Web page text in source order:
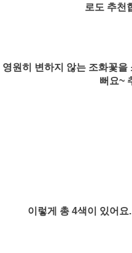
로도 추천
영원히 변하지 않는 조화꽃을
뻐요~
이렇게 총 4색이 있어